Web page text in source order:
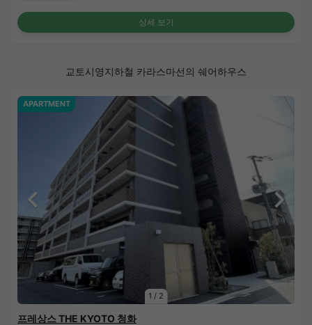
상세 보기
교토시영지하철 카라스마선의 쉐어하우스
1 / 2
APARTMENT
프레상스 THE KYOTO 청화